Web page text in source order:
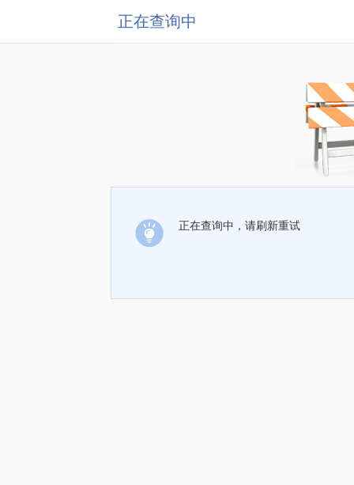
正在查询中
正在查询中，请刷新重试